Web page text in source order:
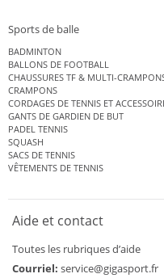
Sports de balle
BADMINTON
BALLONS DE FOOTBALL
CHAUSSURES TF & MULTI-
CRAMPONS
CORDAGES DE TENNIS ET
GANTS DE GARDIEN DE BUT
PADEL TENNIS
SQUASH
SACS DE TENNIS
VÊTEMENTS DE TENNIS
Aide et contact
Toutes les rubriques d’aide
Courriel: service@gigasport.fr